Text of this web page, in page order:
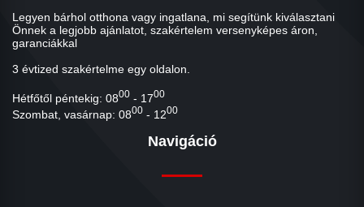
Legyen bárhol otthona vagy ingatlana, mi segítünk kiválasztani
Önnek a legjobb ajánlatot, szakértelem versenyképes áron,
garanciákkal
3 évtized szakértelme egy oldalon.
Hétfőtől péntekig: 0800 - 1700
Szombat, vasárnap: 0800 - 1200
Navigáció